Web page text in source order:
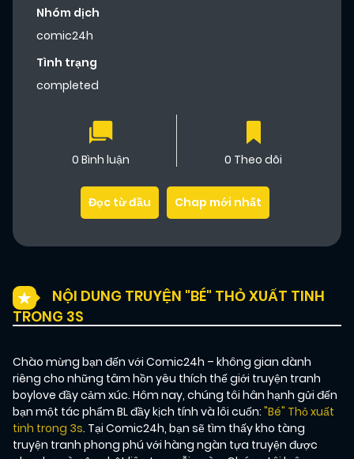
Leo Truyện
Nhóm dịch
comic24h
Tình trạng
completed
0 Bình luận 0 Theo dõi
Đọc từ đầu Chap mới nhất
NỘI DUNG TRUYỆN "BÉ" THỎ XUẤT TINH
TRONG 3S
Chào mừng bạn đến với Comic24h – không gian dành
riêng cho những tâm hồn yêu thích thế giới truyện tranh
boylove đầy cảm xúc. Hôm nay, chúng tôi hân hạnh gửi đến
bạn một tác phẩm BL đầy kịch tính và lôi cuốn: "Bé" Thỏ xuất
tinh trong 3s. Tại Comic24h, bạn sẽ tìm thấy kho tàng
truyện tranh phong phú với hàng ngàn tựa truyện được